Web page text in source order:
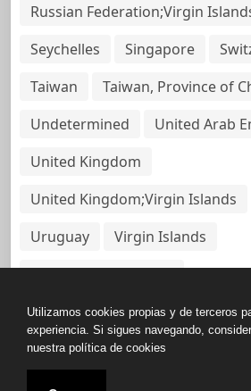
Russian Federation;Virgin
Seychelles
Singapore
Taiwan
Taiwan, Province of
Undetermined
United Arab
United Kingdom
United Kingdom;Virgin Islands
Uruguay
Virgin Islands
Virgin Islands, British
Copyright © All rights
Utilizamos cookies propias y de terceros
experiencia. Si sigues navegando,
nuestra política de cookies